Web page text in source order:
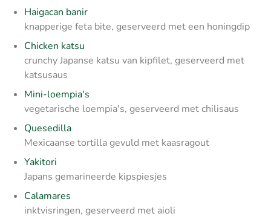
Haigacan banir
knapperige feta bite, geserveerd met een honingdip
Chicken katsu
crunchy Japanse katsu van kipfilet, geserveerd met
katsusaus
Mini-loempia's
vegetarische loempia's, geserveerd met chilisaus
Quesedilla
Mexicaanse tortilla gevuld met kaasragout
Yakitori
Japans gemarineerde kipspiesjes
Calamares
inktvisringen, geserveerd met aioli